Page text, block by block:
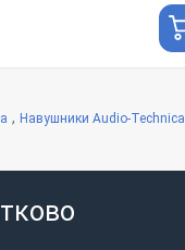
, Навушники Audio-Technica